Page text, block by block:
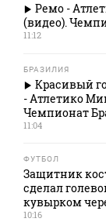
Ремо -
(видео).
11:12
БРАЗИЛИЯ
Красивый
- Атлетико
Чемпионат
11:04
ФУТБОЛ
Защитник
сделал
кувырком
10:16